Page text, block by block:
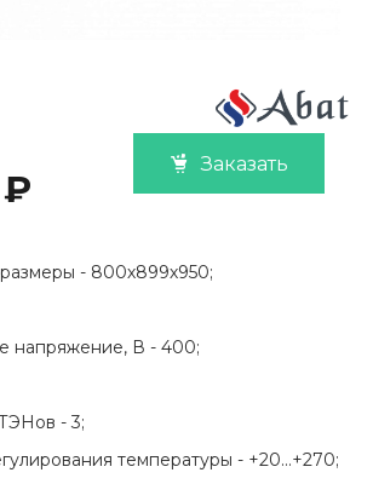
₽
Заказать
- 800х899х950;
напряжение, В - 400;
- 3;
температуры - +20...+270;